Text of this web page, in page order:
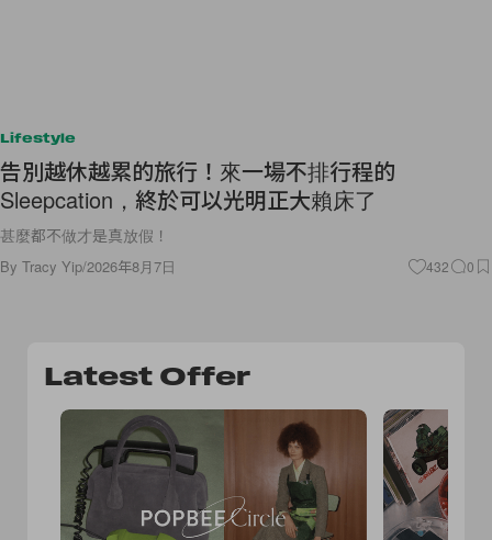
Lifestyle
告別越休越累的旅行！來一場不排行程的
Sleepcation，終於可以光明正大賴床了
甚麼都不做才是真放假！
By Tracy Yip/2026年8月7日 432 0
Latest Offer